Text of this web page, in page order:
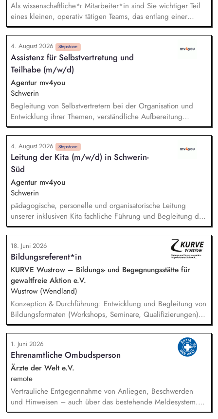
Als wissenschaftliche*r Mitarbeiter*in sind Sie wichtiger Teil
eines kleinen, operativ tätigen Teams, das entlang einer
klaren Programmatik langfristig soziale Innovation
implementiert. Sie unterstützen die Geschäftsführung bei der
Umsetzung der Stiftungsprogrammatik und entwickeln dabei
die Internationalisierungsstrategie der Stiftung weiter. Sie
übersetzen wissenschaftliche Erkenntnisse in
alltagsangebundene Handlungsansätze entlang unserer
Stiftungsprogrammatik.
4. August 2026 Stepstone
Assistenz für Selbstvertretung und
Teilhabe (m/w/d)
Agentur mv4you
Schwerin
Begleitung von Selbstvertretern bei der Organisation und
Entwicklung ihrer Themen, verständliche Aufbereitung
komplexer Inhalte, auch in Leichter Sprache, fachgerechte
Bearbeitung von Anliegen und Situationen auf Grundlage des
Gewaltschutzkonzeptes, Koordination von Terminen und
Begleitung von Treffen in Schwerin sowie auf Landes- und
Bundesebene, Festhalten von Ergebnissen und Strukturierung
der nächsten Schritte, Mitwirkung an Jahresplanung und
Tätigkeitsbericht gemeinsam mit den Selbstvertretern
4. August 2026 Stepstone
Leitung der Kita (m/w/d) in Schwerin-
Süd
Agentur mv4you
Schwerin
pädagogische, personelle und organisatorische Leitung
unserer inklusiven Kita fachliche Führung und Begleitung des
Teams sowie Sicherstellung eines verlässlichen und
wertschätzenden Miteinanders aktive Weiterentwicklung der
pädagogischen Arbeit auf Grundlage von Inklusion,
Montessori sowie Natur- und Medienbildung enge
Zusammenarbeit mit Eltern, internen Fachbereichen und
externen Partnern Steuerung und Sicherung zentraler Abläufe
im Kita-Alltag sowie verantwortliche Mitwirkung an
Personalplanung, Konzeptionsarbeit und Qualitätsentwicklung
18. Juni 2026
Bildungsreferent*in
KURVE Wustrow – Bildungs- und Begegnungsstätte für
gewaltfreie Aktion e.V.
Wustrow (Wendland)
Konzeption & Durchführung: Entwicklung und Begleitung von
Bildungsformaten (Workshops, Seminare, Qualifizierungen) –
von der Idee bis zur Auswertung. Netzwerk & Kooperation:
Zusammenarbeit mit Trainer*innen, Partnern im In- und
Ausland, Mitarbeit in Fachgremien und Akquise von
Fördermitteln. Qualitätsmanagement: Sicherstellung hoher
Standards in unserer Bildungsarbeit – inkl. Reflexion über
Machtverhältnisse und Diskriminierung in der eigenen
Organisation. Öffentlichkeitsarbeit: Weiterentwicklung der
Außenkommunikation und Ansprache neuer Zielgruppen.
1. Juni 2026
Ehrenamtliche Ombudsperson
Ärzte der Welt e.V.
remote
Vertrauliche Entgegennahme von Anliegen, Beschwerden
und Hinweisen – auch über das bestehende Meldesystem.
Vermittlung bei Konflikten und Unterstützung bei